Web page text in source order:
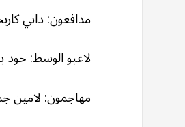
مدافعون: داني
لاعبو الوسط: جود
مهاجمون: لامين